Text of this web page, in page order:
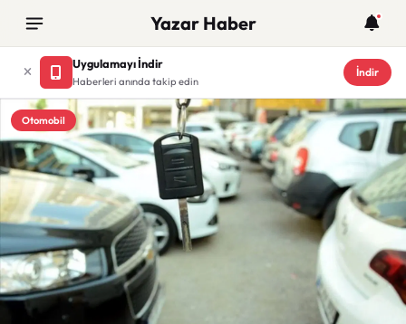
Yazar Haber
Uygulamayı İndir
Haberleri anında takip edin
İndir
Otomobil